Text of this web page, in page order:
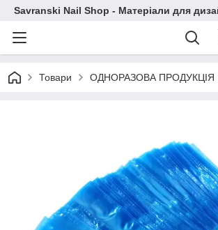
Savranski Nail Shop - Матеріали для
Товари ОДНОРАЗОВА ПРОДУКЦІЯ